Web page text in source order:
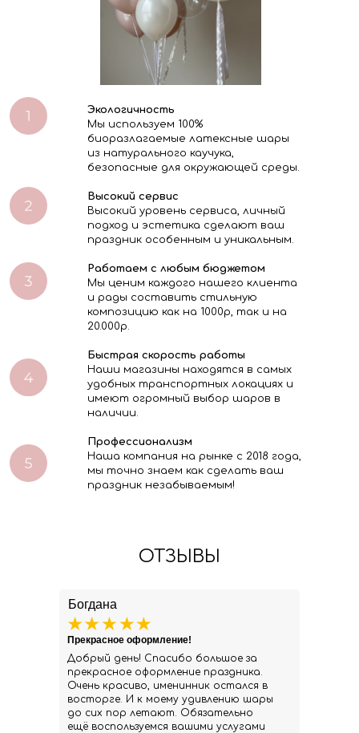
Экологичность
Мы используем 100%
биоразлагаемые латексные шары
из натурального каучука,
безопасные для окружающей среды.
Высокий сервис
Высокий уровень сервиса, личный
подход и эстетика сделают ваш
праздник особенным и уникальным.
Работаем с любым бюджетом
Мы ценим каждого нашего клиента
и рады составить стильную
композицию как на 1000р, так и на
20.000р.
Быстрая скорость работы
Наши магазины находятся в самых
удобных транспортных локациях и
имеют огромный выбор шаров в
наличии.
Профессионализм
Наша компания на рынке с 2018 года,
мы точно знаем как сделать ваш
праздник незабываемым!
ОТЗЫВЫ
Богдана
Добрый день! Спасибо большое за
прекрасное оформление праздника.
Очень красиво, именинник остался в
восторге. И к моему удивлению шары
до сих пор летают. Обязательно
ещё воспользуемся вашими услугами
Прекрасное оформление!